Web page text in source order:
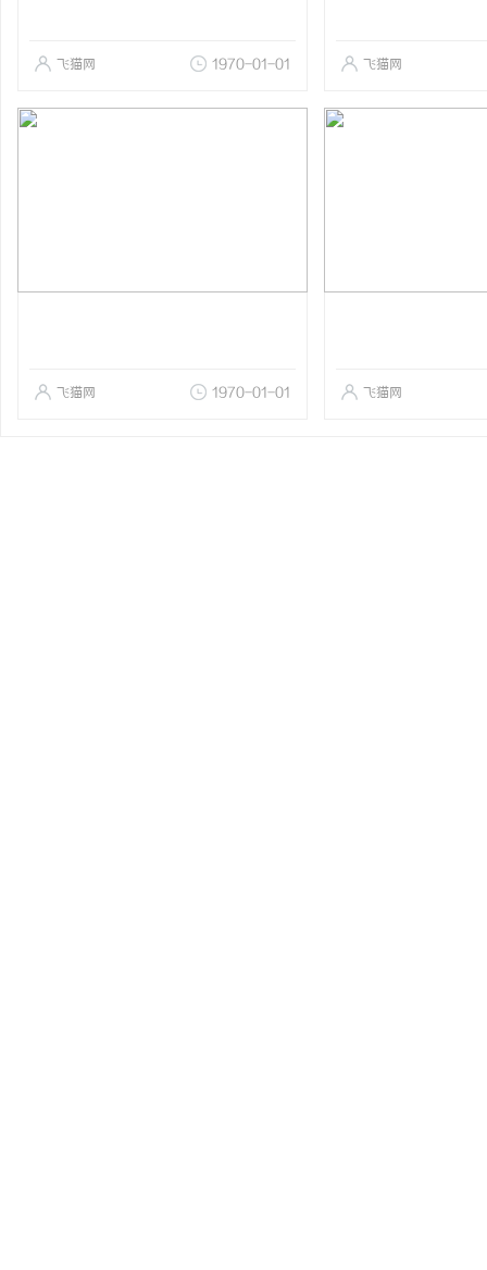
飞猫网 1970-01-01 飞猫网
飞猫网 1970-01-01 飞猫网